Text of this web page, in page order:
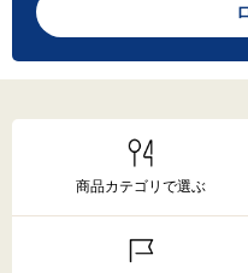
商品カテゴリで選ぶ